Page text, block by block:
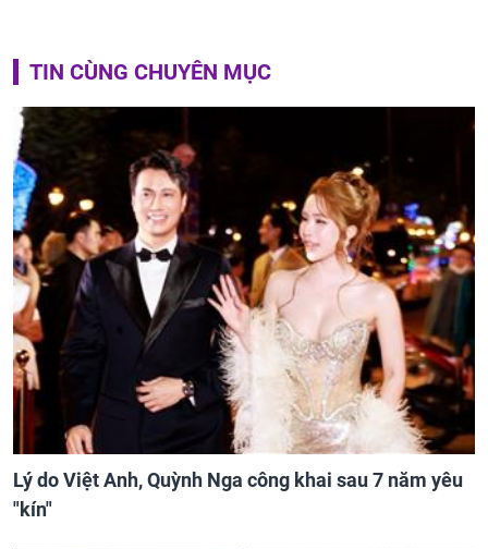
TIN CÙNG CHUYÊN MỤC
Lý do Việt Anh, Quỳnh Nga công khai sau 7 năm yêu
"kín"